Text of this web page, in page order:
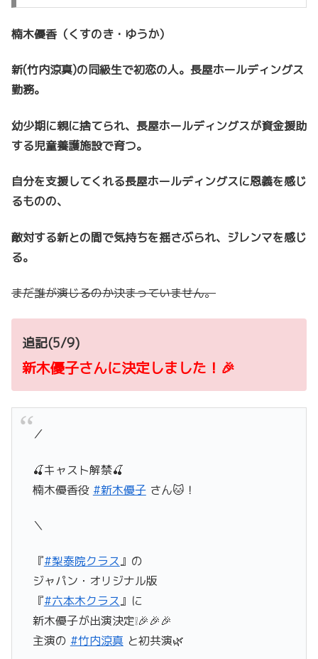
楠木優香（くすのき・ゆうか）
新(竹内涼真)の同級生で初恋の人。長屋ホールディングス
勤務。
幼少期に親に捨てられ、長屋ホールディングスが資金援助
する児童養護施設で育つ。
自分を支援してくれる長屋ホールディングスに恩義を感じ
るものの、
敵対する新との間で気持ちを揺さぶられ、ジレンマを感じ
る。
まだ誰が演じるのか決まっていません。
追記(5/9)
新木優子さんに決定しました！🎉
／
🍒キャスト解禁🍒
楠木優香役 #新木優子さん🐱！
＼
『#梨泰院クラス』の
ジャパン・オリジナル版
『#六本木クラス』に
新木優子が出演決定❕🎉🎉🎉
主演の #竹内涼真と初共演🌿